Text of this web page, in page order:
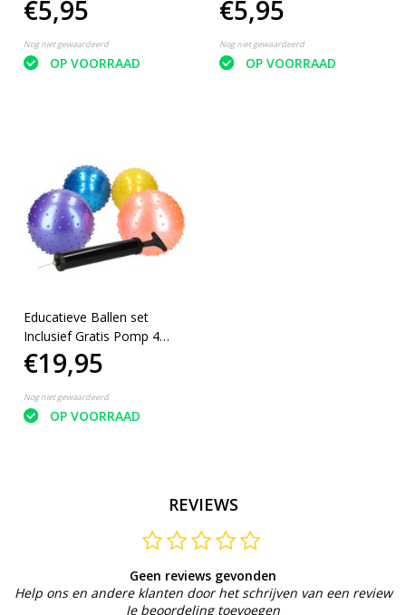
€5,95
Nog niet gewaardeerd
OP VOORRAAD
€5,95
Nog niet gewaardeerd
OP VOORRAAD
Educatieve Ballen set
Inclusief Gratis Pomp 4
Stuks
€19,95
Nog niet gewaardeerd
OP VOORRAAD
REVIEWS
Geen reviews gevonden
Help ons en andere klanten door het schrijven van een review
Je beoordeling toevoegen